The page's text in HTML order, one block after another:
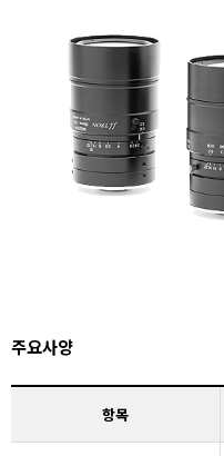
주요사양
항목